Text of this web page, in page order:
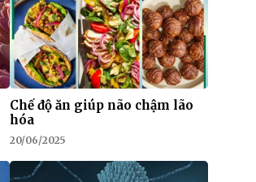
Chế độ ăn giúp não chậm lão
hóa
20/06/2025